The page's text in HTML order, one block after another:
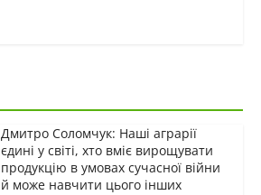
Дмитро Соломчук: Наші аграрії
єдині у світі, хто вміє вирощувати
продукцію в умовах сучасної війни
й може навчити цього інших